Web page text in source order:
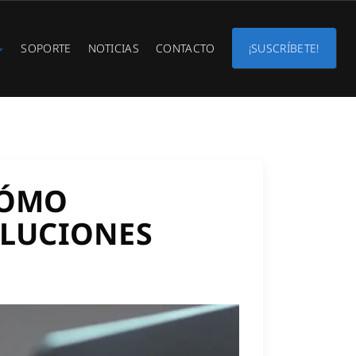
SOPORTE NOTICIAS CONTACTO ¡SUSCRÍBETE!